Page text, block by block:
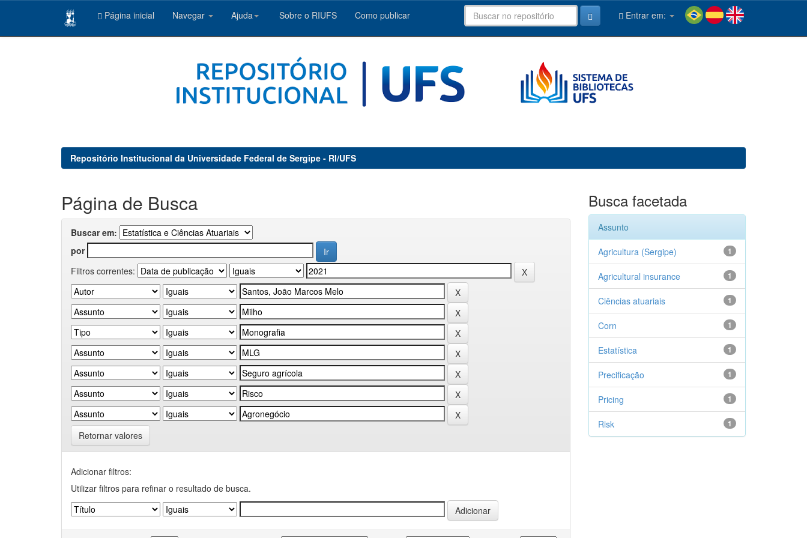
Página inicial Navegar Ajuda Sobre o RIUFS Como publicar Entrar em:
Repositório Institucional da Universidade Federal de Sergipe - RI/UFS
Página de Busca
Buscar em:
por
Filtros correntes:
Retornar valores
Adicionar filtros:
Utilizar filtros para refinar o resultado de busca.
Busca facetada
Assunto
1
Agricultura (Sergipe)
1
Agricultural insurance
1
Ciências atuariais
1
Corn
1
Estatística
1
Precificação
1
Pricing
1
Risk